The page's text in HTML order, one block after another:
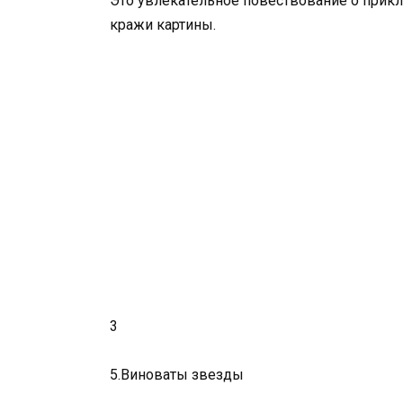
кражи картины.
3
5.Виноваты звезды